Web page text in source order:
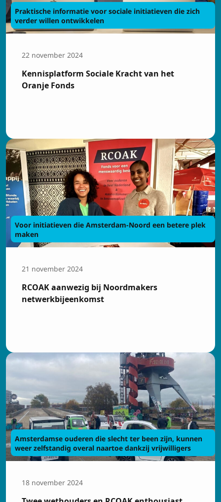
Praktische informatie voor sociale initiatieven die zich
verder willen ontwikkelen
22 november 2024
Kennisplatform Sociale Kracht van het
Oranje Fonds
Voor initiatieven die Amsterdam-Noord een betere plek
maken
21 november 2024
RCOAK aanwezig bij Noordmakers
netwerkbijeenkomst
Amsterdamse ouderen die slecht ter been zijn, kunnen
weer zelfstandig overal naartoe dankzij vrijwilligers
18 november 2024